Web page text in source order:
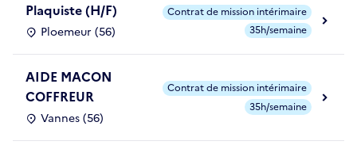
Plaquiste (H/F)
Ploemeur (56)
Contrat de mission intérimaire
35h/semaine
AIDE MACON
COFFREUR
Vannes (56)
Contrat de mission intérimaire
35h/semaine